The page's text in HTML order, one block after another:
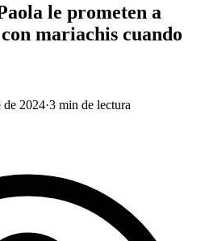
le prometen a
mariachis cuando
de 2024·3 min de lectura